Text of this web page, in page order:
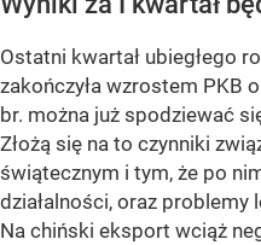
Ostatni kwartał ubiegłego
zakończyła wzrostem PKB
br. można już spodziewać
Złożą się na to czynniki
świątecznym i tym, że po
działalności, oraz
Na chiński eksport wciąż